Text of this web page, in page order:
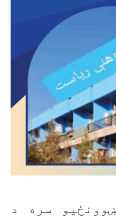
له ۲ بابه ښوونځیو سره د